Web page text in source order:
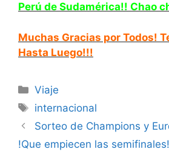
Perú de Sudamérica!! Chao
Muchas Gracias por Todos!
Hasta Luego!!!
Categorías
Viaje
Etiquetas
internacional
Sorteo de Champions y
!Que empiecen las semifinales!